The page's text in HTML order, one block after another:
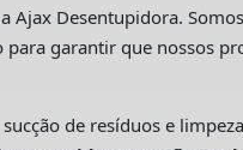
Ajax Desentupidora.
garantir que nossos
de resíduos e